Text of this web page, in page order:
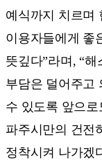
예식까지 치르며
이용자들에게 좋
뜻깊다”라며, “
부담은 덜어주고
수 있도록 앞으
파주시만의 건전
정착시켜 나가겠